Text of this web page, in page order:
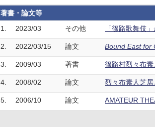
著書・論文等
1.
2023/03 その他 「篠路歌舞伎
2. 2022/03/15 論文 Bound East for
3. 2009/03 著書 篠路村烈々布
4. 2008/02 論文 烈々布素人芝
5. 2006/10 論文 AMATEUR